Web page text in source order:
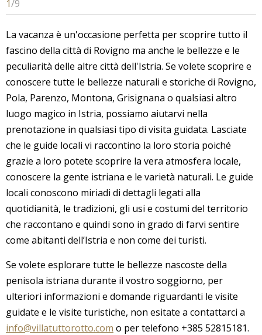
1/9
La vacanza è un'occasione perfetta per scoprire tutto il
fascino della città di Rovigno ma anche le bellezze e le
peculiarità delle altre città dell'Istria. Se volete scoprire e
conoscere tutte le bellezze naturali e storiche di Rovigno,
Pola, Parenzo, Montona, Grisignana o qualsiasi altro
luogo magico in Istria, possiamo aiutarvi nella
prenotazione in qualsiasi tipo di visita guidata. Lasciate
che le guide locali vi raccontino la loro storia poiché
grazie a loro potete scoprire la vera atmosfera locale,
conoscere la gente istriana e le varietà naturali. Le guide
locali conoscono miriadi di dettagli legati alla
quotidianità, le tradizioni, gli usi e costumi del territorio
che raccontano e quindi sono in grado di farvi sentire
come abitanti dell’Istria e non come dei turisti.
Se volete esplorare tutte le bellezze nascoste della
penisola istriana durante il vostro soggiorno, per
ulteriori informazioni e domande riguardanti le visite
guidate e le visite turistiche, non esitate a contattarci a
info@villatuttorotto.com o per telefono +385 52815181.